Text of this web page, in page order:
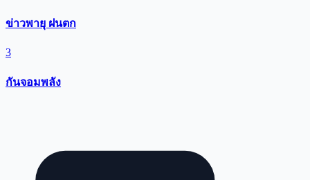
ข่าวพายุ ฝนตก
3
กันจอมพลัง